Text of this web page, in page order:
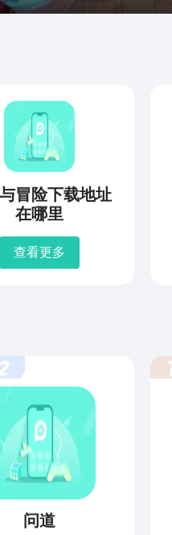
冒险下载地址
在哪里
查看更多
问道